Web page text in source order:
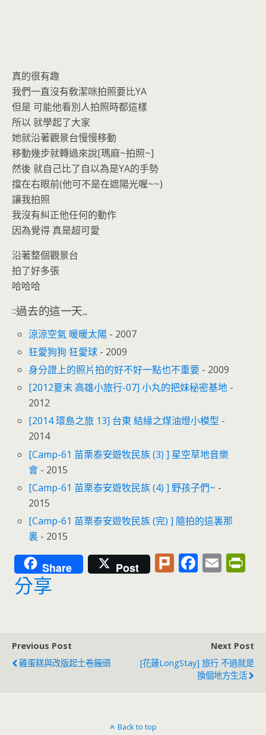
真的很有趣
我們一直沒有敎潔咪拍照要比YA
但是 可能他看別人拍照時都這樣
所以 就學起了大家
她就沿著觀景台慢慢移動
移動幾步就轉過來說[瑪麻~拍照~]
然後 就自己比了自以為是YA的手勢
擋在右眼前(他可不是在遮陽光喔~~)
讓我拍照
我沒有糾正他任何的動作
因為覺得 真是超可愛
沿著整個觀景台
拍了好多張
哈哈哈
::過去的這一天...
涼涼空氣 暖暖太陽 - 2007
狂愛狗狗 狂愛球 - 2009
身分證上的照片拍的好不好一點也不重要 - 2009
[2012夏末 高雄小旅行-07] 小丸的把妹秘密基地 -
2012
[2014 環島之旅 13] 台東 結緣之煤油燈小模型 -
2014
[Camp-61 苗栗泰安遊牧民族 (3) ] 星空草地音樂
會 - 2015
[Camp-61 苗栗泰安遊牧民族 (4) ] 野孩子們~ -
2015
[Camp-61 苗栗泰安遊牧民族 (完) ] 隨拍的這裏那
裏 - 2015
Share Post Pl F
o
k
E
e
n
dl
分享
Previous Post
雞蛋糕與改版起士卷饅頭
Next Post
[花蓮LongStay] 旅行 不過就是
換個地方生活
Back to top